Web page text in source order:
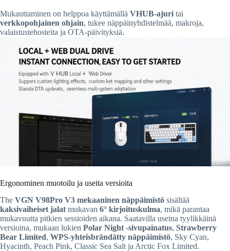
Mukauttaminen on helppoa käyttämällä VHUB-ajuri tai
verkkopohjainen ohjain, tukee näppäinyhdistelmää, makroja,
valaistustehosteita ja OTA-päivityksiä.
Ergonominen muotoilu ja useita versioita
The VGN V98Pro V3 mekaaninen näppäimistö sisältää
kaksivaiheiset jalat mukavan 6° kirjoituskulma, mikä parantaa
mukavuutta pitkien sessioiden aikana. Saatavilla useina tyylikkäinä
versioina, mukaan lukien Polar Night -sivupainatus, Strawberry
Bear Limited, WPS-yhteisbrändätty näppäimistö, Sky Cyan,
Hyacinth, Peach Pink, Classic Sea Salt ja Arctic Fox Limited.